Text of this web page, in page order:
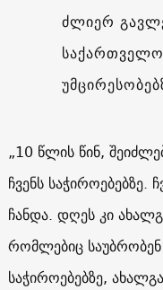
ძლიერ
„10 წლის წინ,
ჩვენს
ჩანდა. დღეს კი
რომლებიც
საჭიროებებზე,